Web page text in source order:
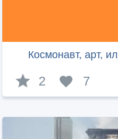
Космонавт, арт,
2 7